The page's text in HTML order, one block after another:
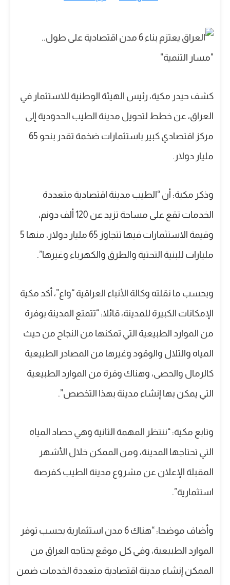
كشف حيدر مكية، رئيس الهيئة الوطنية للاستثمار في
العراق، عن خطط لتحويل مدينة الطيب الحدودية إلى
مركز اقتصادي كبير باستثمارات ضخمة تقدر بنحو 65
مليار دولار.
وذكر مكية: أن “الطيب مدينة اقتصادية متعددة
الخدمات تقع على مساحة تزيد عن 120 ألف دونم،
وقيمة الاستثمارات فيها تتجاوز 65 مليار دولار، منها 5
مليارات للبنية التحتية والطرق والكهرباء وغيرها”.
وبحسب ما نقلته وكالة الأنباء العراقية “واع”، أكد مكية
الإمكانات الكبيرة للمدينة، قائلا: “تتمتع المدينة بوفرة
من الموارد الطبيعية التي تمكنها من النجاح من حيث
المياه والتلال والوقود وغيرها من المصادر الطبيعية
كالرمال والحصى، وهناك وفرة من الموارد الطبيعية
التي يمكن بها إنشاء مدينة بهذا التخصص”.
وتابع مكية: “ننتظر المهمة الثانية وهي حصاد المياه
التي تحتاجها المدينة، ومن الممكن خلال الأشهر
المقبلة الإعلان عن مشروع مدينة الطيب كفرصة
استثمارية”.
وأضاف موضحا: “هناك 6 مدن استثمارية بحسب توفر
الموارد الطبيعية، وفي كل موقع يحتاجه العراق من
الممكن إنشاء مدينة اقتصادية متعددة الخدمات ضمن